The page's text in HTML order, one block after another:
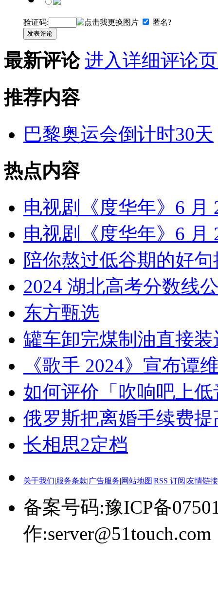
验证码: 匿名?
发表评论
最新评论 进入详细评论
推荐内容
巴黎奥运会倒计时30天
热点内容
电视剧《度华年》6 月
电视剧《度华年》6 月
陪你熬过低谷期的好
2024 湖北高考分数线
东方甄选
罐车卸完煤制油直接
《歌手 2024》宣布谭
如何评价「吹响吧上
俄罗斯把离婚手续费提
长相思2定档
关于我们|服务条款|广告服务|网站地图|RSS 订阅|友情链接
备案号码:豫ICP备
作:server@51touch.com